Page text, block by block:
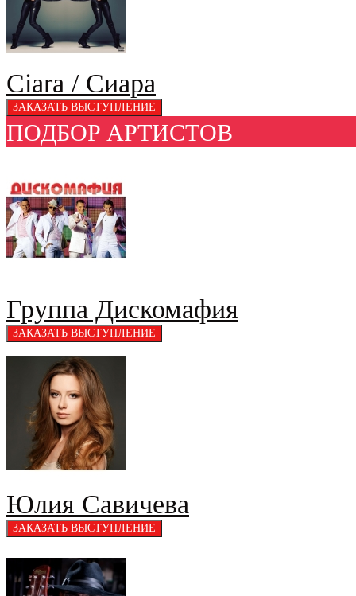
Ciara / Сиара
ПОДБОР АРТИСТОВ
Группа Дискомафия
Юлия Савичева